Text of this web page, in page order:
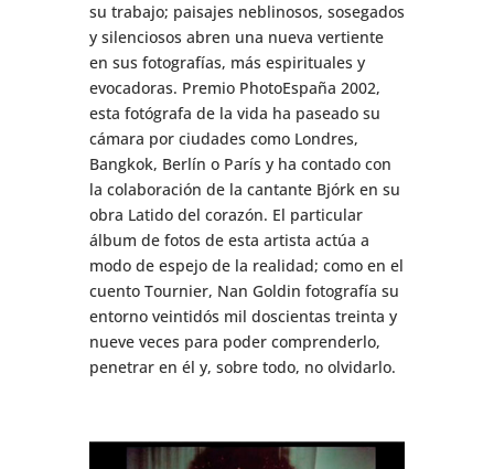
su trabajo; paisajes neblinosos, sosegados
y silenciosos abren una nueva vertiente
en sus fotografías, más espirituales y
evocadoras. Premio PhotoEspaña 2002,
esta fotógrafa de la vida ha paseado su
cámara por ciudades como Londres,
Bangkok, Berlín o París y ha contado con
la colaboración de la cantante Bjórk en su
obra Latido del corazón. El particular
álbum de fotos de esta artista actúa a
modo de espejo de la realidad; como en el
cuento Tournier, Nan Goldin fotografía su
entorno veintidós mil doscientas treinta y
nueve veces para poder comprenderlo,
penetrar en él y, sobre todo, no olvidarlo.